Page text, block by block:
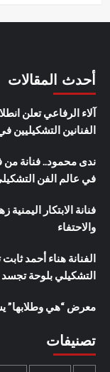
أحدث المقالات
الفنانين التشكيليين
ندى محمود.. فنانة من
في عالم الفن
فنانة الابتكار
والاحتفاء
الفنانة هناء أحمد
التشكيلي بلوحة
معرض “هي وطلابها”
تصنيفات